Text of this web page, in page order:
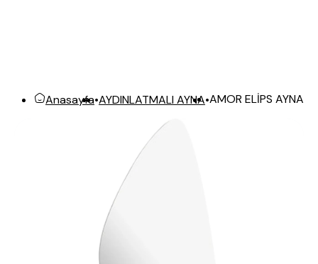
Anasayfa•AYDINLATMALI AYNA•AMOR ELİPS AYNA